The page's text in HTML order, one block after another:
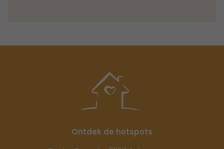
Ontdek de hotspots